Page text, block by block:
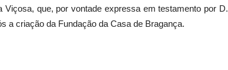
que, por vontade expressa em testamento por D.
a criação da Fundação da Casa de Bragança.